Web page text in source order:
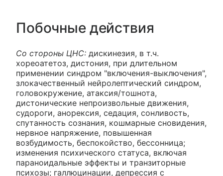
Побочные действия
Со стороны ЦНС: дискинезия, в т.ч.
хореоатетоз, дистония, при длительном
применении синдром "включения-выключения",
злокачественный нейролептический синдром,
головокружение, атаксия/тошнота,
дистонические непроизвольные движения,
судороги, анорексия, седация, сонливость,
спутанность сознания, кошмарные сновидения,
нервное напряжение, повышенная
возбудимость, беспокойство, бессонница;
изменения психического статуса, включая
параноидальные эффекты и транзиторные
психозы; галлюцинации, депрессия с